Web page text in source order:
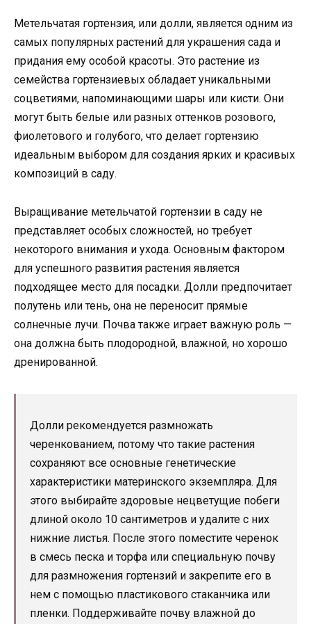
Метельчатая гортензия, или долли, является одним из
самых популярных растений для украшения сада и
придания ему особой красоты. Это растение из
семейства гортензиевых обладает уникальными
соцветиями, напоминающими шары или кисти. Они
могут быть белые или разных оттенков розового,
фиолетового и голубого, что делает гортензию
идеальным выбором для создания ярких и красивых
композиций в саду.
Выращивание метельчатой гортензии в саду не
представляет особых сложностей, но требует
некоторого внимания и ухода. Основным фактором
для успешного развития растения является
подходящее место для посадки. Долли предпочитает
полутень или тень, она не переносит прямые
солнечные лучи. Почва также играет важную роль —
она должна быть плодородной, влажной, но хорошо
дренированной.
Долли рекомендуется размножать
черенкованием, потому что такие растения
сохраняют все основные генетические
характеристики материнского экземпляра. Для
этого выбирайте здоровые нецветущие побеги
длиной около 10 сантиметров и удалите с них
нижние листья. После этого поместите черенок
в смесь песка и торфа или специальную почву
для размножения гортензий и закрепите его в
нем с помощью пластикового стаканчика или
пленки. Поддерживайте почву влажной до